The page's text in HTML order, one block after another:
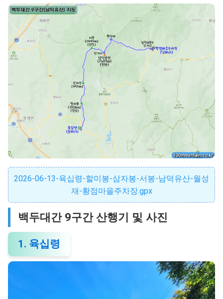
2026-06-13-육십령-할미봉-삼자봉-서봉-남덕유산-월성
재-황점마을주차장.gpx
백두대간 9구간 산행기 및 사진
1. 육십령